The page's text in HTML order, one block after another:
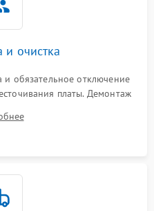
и очистка
и обязательное отключение
платы. Демонтаж
кристаллов чипов.